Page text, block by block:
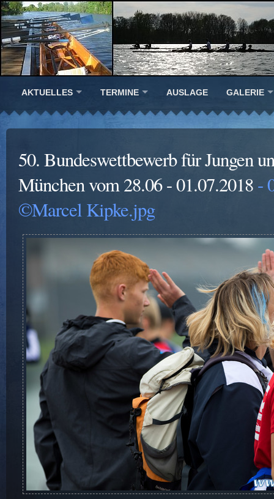
AKTUELLES TERMINE AUSLAGE GALERIE
50. Bundeswettbewerb für Jungen
München vom 28.06 - 01.07.2018-
©Marcel Kipke.jpg